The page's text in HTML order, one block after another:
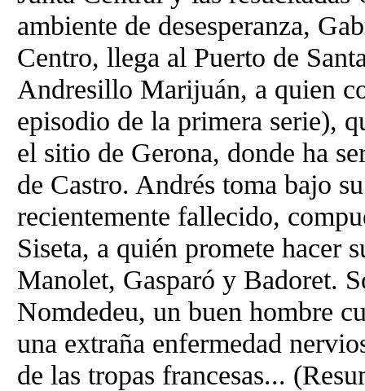
ambiente de desesperanza,
Centro, llega al Puerto de
Andresillo Marijuán, a quien
episodio de la primera serie),
el sitio de Gerona, donde ha
de Castro. Andrés toma bajo
recientemente fallecido,
Siseta, a quién promete hacer
Manolet, Gasparó y Badoret.
Nomdedeu, un buen hombre
una extraña enfermedad
de las tropas francesas...